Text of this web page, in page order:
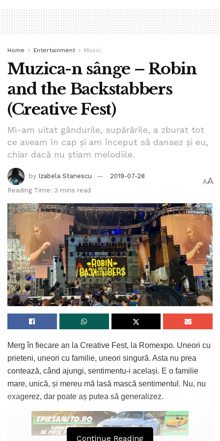
Home Entertainment Music
Muzica-n sânge – Robin
and the Backstabbers
(Creative Fest)
Mi-am uitat gândurile, supărările, a zburat tot
ce aveam în cap și am început să dansez și eu,
chiar dacă nu știam melodiile.
by Izabela Stanescu
2019-07-28
Reading Time: 3 mins read
AA
Merg în fiecare an la Creative Fest, la Romexpo. Uneori cu
prieteni, uneori cu familie, uneori singură. Asta nu prea
contează, când ajungi, sentimentu-i același. E o familie
mare, unică, și mereu mă lasă mască sentimentul. Nu, nu
exagerez, dar poate aș putea să generalizez.
Continue Reading